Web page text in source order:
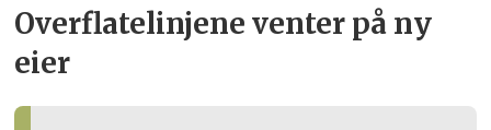
Overflate­linjene venter på ny
eier